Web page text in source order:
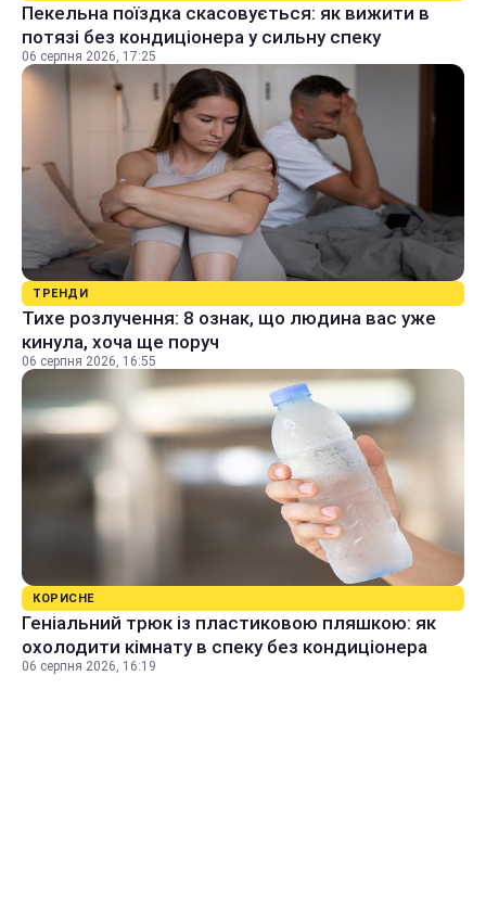
Пекельна поїздка скасовується: як вижити в
потязі без кондиціонера у сильну спеку
06 серпня 2026, 17:25
ТРЕНДИ
Тихе розлучення: 8 ознак, що людина вас уже
кинула, хоча ще поруч
06 серпня 2026, 16:55
КОРИСНЕ
Геніальний трюк із пластиковою пляшкою: як
охолодити кімнату в спеку без кондиціонера
06 серпня 2026, 16:19